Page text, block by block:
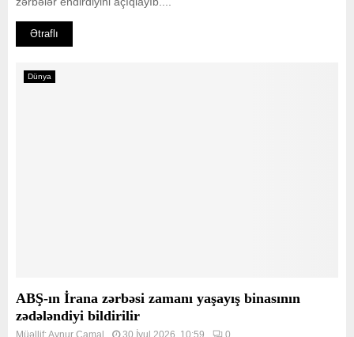
Ətraflı
Dünya
ABŞ-ın İrana zərbəsi zamanı yaşayış binasının
zədələndiyi bildirilir
Müəllif:Aynur Camal 30 İyul 2026, 10:59 0